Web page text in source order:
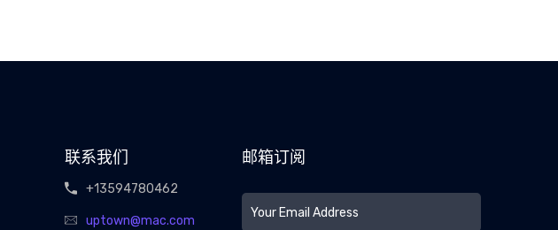
联系我们
+13594780462
uptown@mac.com
邮箱订阅